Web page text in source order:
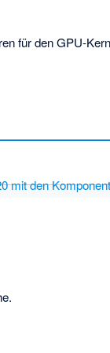
für den GPU-Kern
.